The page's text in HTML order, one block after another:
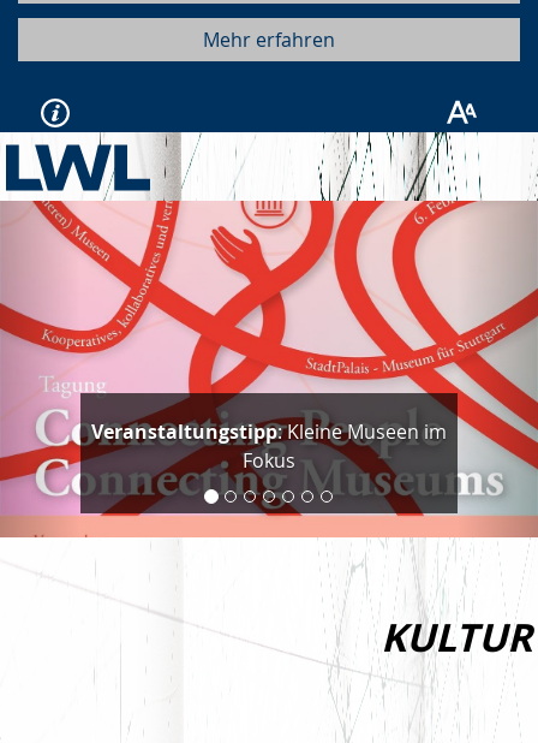
Mehr erfahren
Veranstaltungstipp: Kleine Museen im
Fokus
Vorherige
KULTUR